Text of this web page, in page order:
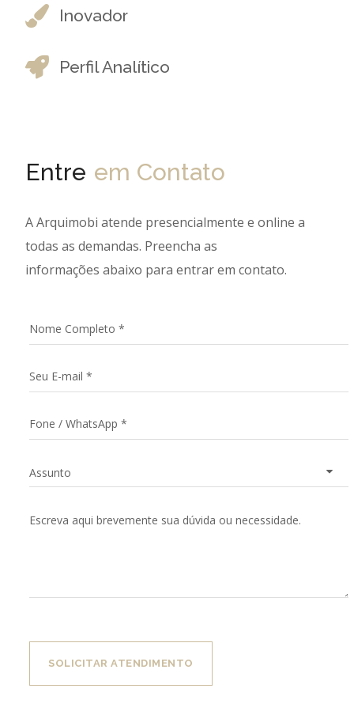
Inovador
Perfil Analítico
Entre em Contato
A Arquimobi atende presencialmente e online a
todas as demandas. Preencha as
informações abaixo para entrar em contato.
SOLICITAR ATENDIMENTO